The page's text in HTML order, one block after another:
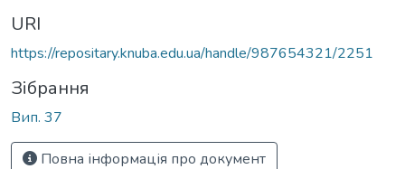
URI
https://repositary.knuba.edu.ua/handle/987654321/2251
Зібрання
Вип. 37
Повна інформація про документ